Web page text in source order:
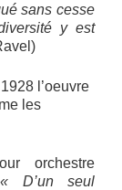
sans cesse
y est
l’oeuvre
les
orchestre
« D’un seul